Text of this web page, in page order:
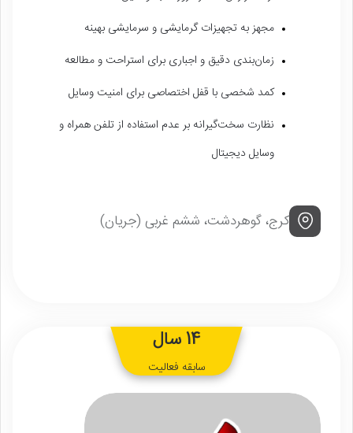
مجهز به تجهیزات گرمایشی و سرمایشی بهینه
زمان‌بندی دقیق و اجباری برای استراحت و مطالعه
کمد شخصی با قفل اختصاصی برای امنیت وسایل
نظارت سخت‌گیرانه بر عدم استفاده از تلفن همراه و
وسایل دیجیتال
کرج، گوهردشت، ششم غربی (جریان)
14 سال
سابقه فعالیت